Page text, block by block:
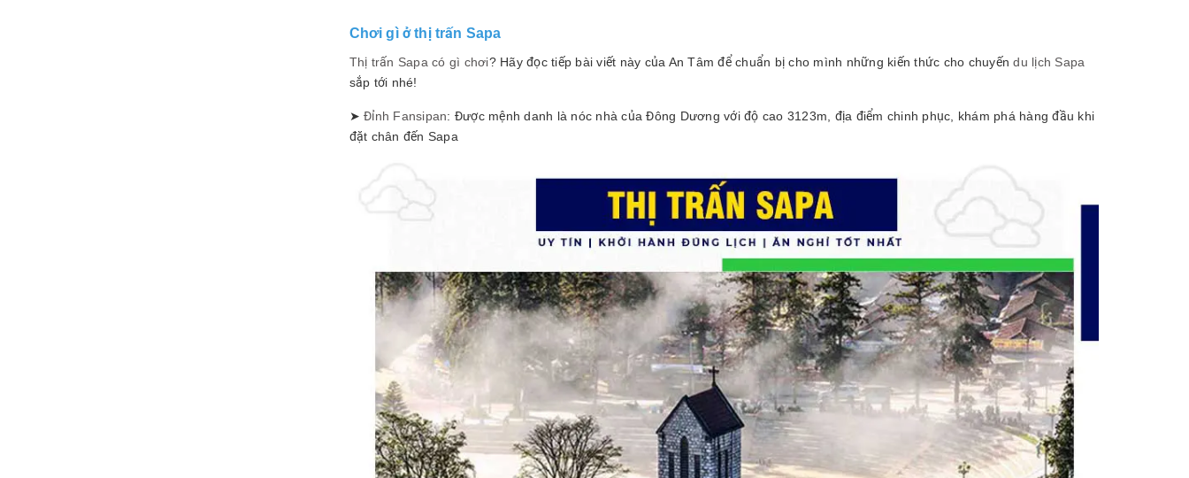
Chơi gì ở thị trấn Sapa
Thị trấn Sapa có gì chơi? Hãy đọc tiếp bài viết này của An Tâm để chuẩn bị cho mình những kiến thức cho chuyếndu lịch Sapa
sắp tới nhé!
➤ Đỉnh Fansipan: Được mệnh danh là nóc nhà của Đông Dương với độ cao 3123m, địa điểm chinh phục, khám phá hàng đầu khi
đặt chân đến Sapa